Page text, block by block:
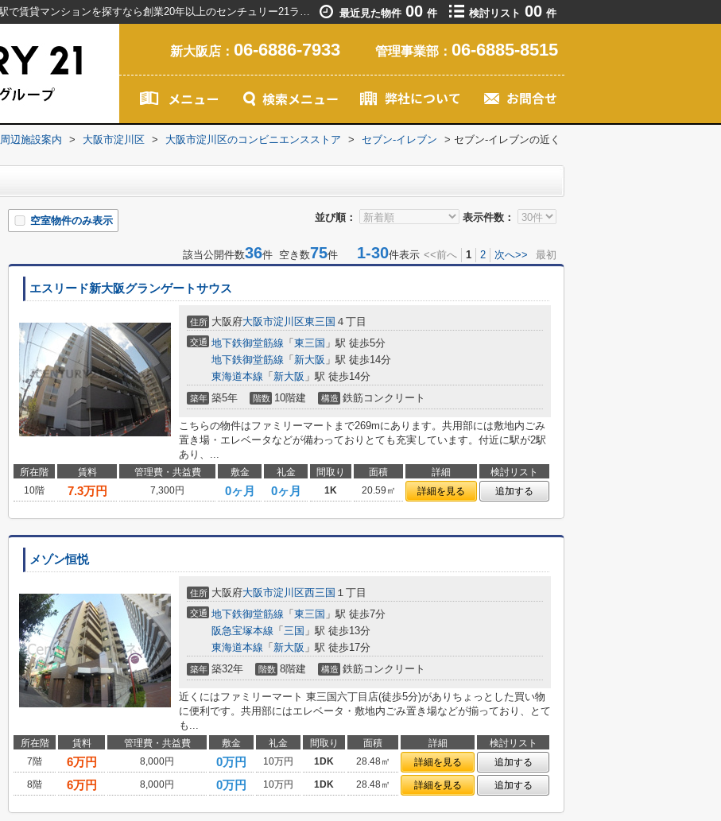
セブン-イレブン周辺の物件一覧｜新大阪駅で賃貸マンションを探すなら創業20年以上のセンチュリー21ライフネット・ライブグループ 最近見た物件 00 件 検討リスト 00 件
新大阪店： 06-6886-7933 管理事業部： 06-6885-8515
周辺施設案内 > 大阪市淀川区 > 大阪市淀川区のコンビニエンスストア > セブン-イレブン > セブン-イレブンの近く
並び順： 表示件数：
空室物件のみ表示
該当公開件数36件 空き数75件 1-30件表示 <<前へ 1 2 次へ>> 最初
エスリード新大阪グランゲートサウス
住所 大阪府大阪市淀川区東三国 ４丁目
交通 地下鉄御堂筋線 「 東三国 」駅 徒歩5分
地下鉄御堂筋線 「 新大阪 」駅 徒歩14分
東海道本線 「 新大阪 」駅 徒歩14分
築年 築5年 階数 10階建 構造 鉄筋コンクリート
こちらの物件はファミリーマートまで269mにあります。共用部には敷地内ごみ
置き場・エレベータなどが備わっておりとても充実しています。付近に駅が2駅
あり、...
所在階 賃料 管理費・共益費 敷金 礼金 間取り 面積 詳細
検討リスト
10階
7.3万円 7,300円 0ヶ月 0ヶ月 1K 20.59㎡ 詳細を見る 追加する
メゾン恒悦
住所 大阪府大阪市淀川区西三国 １丁目
交通 地下鉄御堂筋線 「 東三国 」駅 徒歩7分
阪急宝塚本線 「 三国 」駅 徒歩13分
東海道本線 「 新大阪 」駅 徒歩17分
築年 築32年 階数 8階建 構造 鉄筋コンクリート
近くにはファミリーマート 東三国六丁目店(徒歩5分)がありちょっとした買い物
に便利です。共用部にはエレベータ・敷地内ごみ置き場などが揃っており、とて
も...
所在階 賃料 管理費・共益費 敷金 礼金 間取り 面積 詳細
検討リスト
7階
6万円 8,000円 0万円 10万円 1DK 28.48㎡ 詳細を見る
追加する
8階
6万円 8,000円 0万円 10万円 1DK 28.48㎡ 詳細を見る 追加する